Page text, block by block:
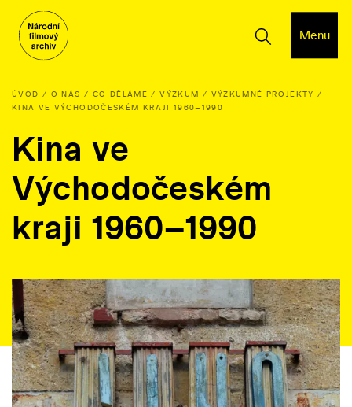
Menu
ÚVOD O NÁS CO DĚLÁME VÝZKUM
VÝZKUMNÉ PROJEKTY
KINA VE VÝCHODOČESKÉM KRAJI 1960–1990
Kina ve
Východočeském
kraji 1960–1990